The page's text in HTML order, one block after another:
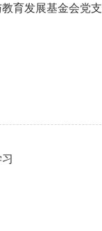
育发展基金会党